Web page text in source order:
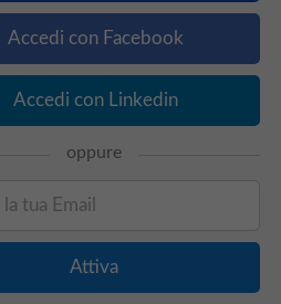
Accedi con Facebook
Accedi con Linkedin
oppure